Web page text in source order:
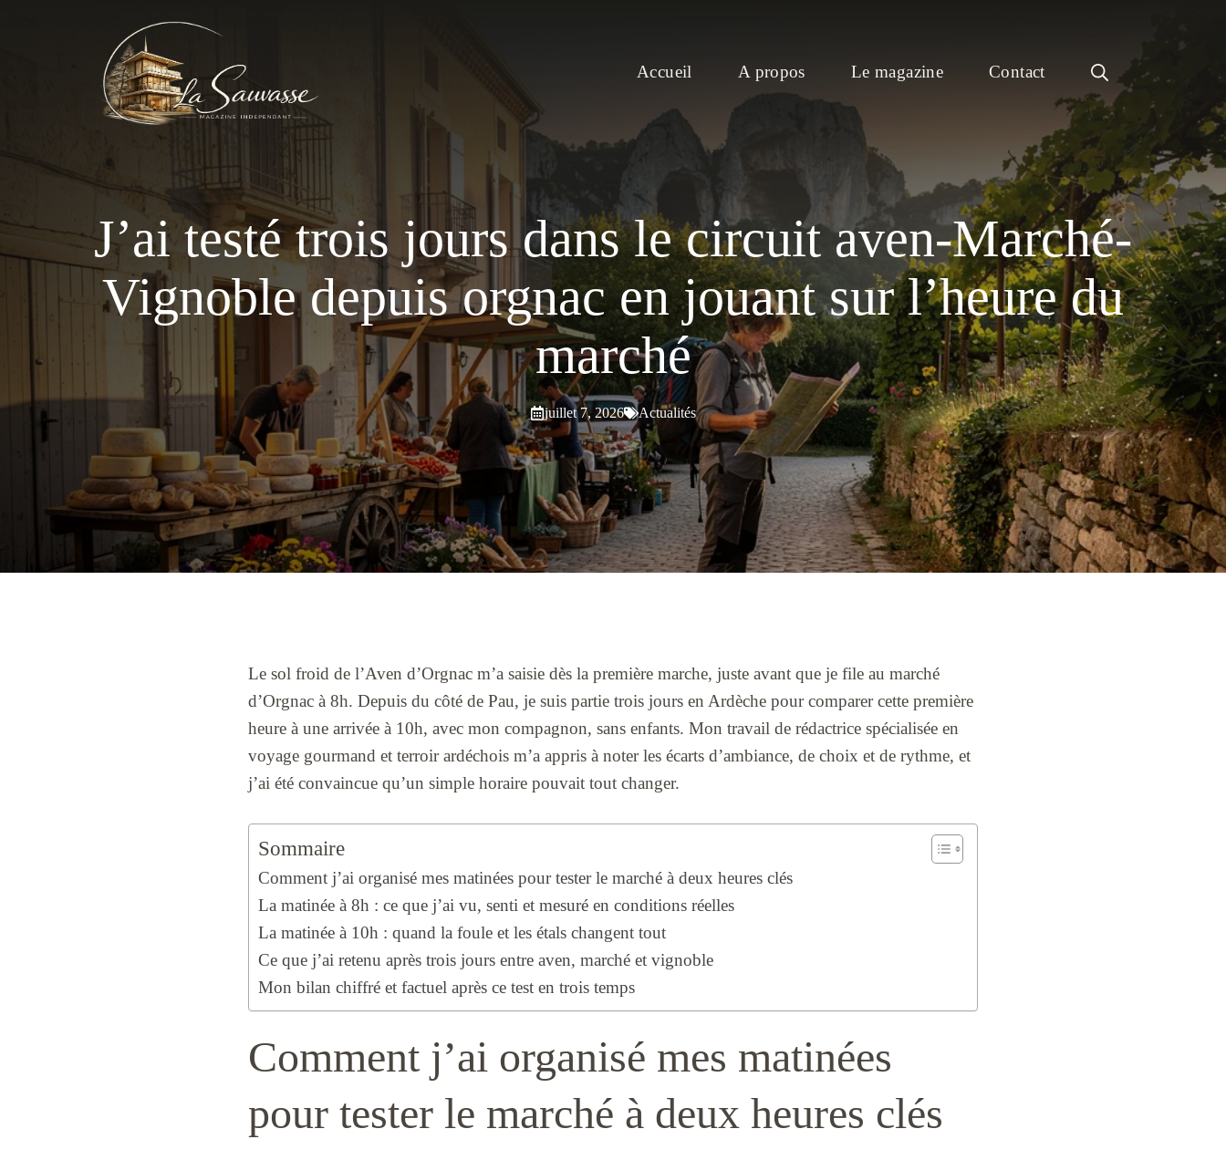
Accueil A propos Le magazine Contact
J’ai testé trois jours dans le circuit aven-Marché-
Vignoble depuis orgnac en jouant sur l’heure du
marché
juillet 7, 2026 Actualités
Le sol froid de l’Aven d’Orgnac m’a saisie dès la première marche, juste avant que je file au marché
d’Orgnac à 8h. Depuis du côté de Pau, je suis partie trois jours en Ardèche pour comparer cette première
heure à une arrivée à 10h, avec mon compagnon, sans enfants. Mon travail de rédactrice spécialisée en
voyage gourmand et terroir ardéchois m’a appris à noter les écarts d’ambiance, de choix et de rythme, et
j’ai été convaincue qu’un simple horaire pouvait tout changer.
Sommaire
Comment j’ai organisé mes matinées pour tester le marché à deux heures clés
La matinée à 8h : ce que j’ai vu, senti et mesuré en conditions réelles
La matinée à 10h : quand la foule et les étals changent tout
Ce que j’ai retenu après trois jours entre aven, marché et vignoble
Mon bilan chiffré et factuel après ce test en trois temps
Comment j’ai organisé mes matinées
pour tester le marché à deux heures clés